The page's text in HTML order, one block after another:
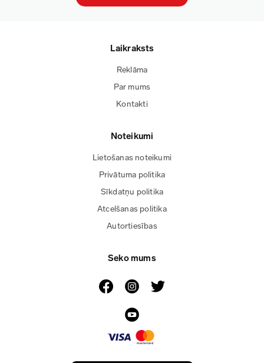
Laikraksts
Reklāma
Par mums
Kontakti
Noteikumi
Lietošanas noteikumi
Privātuma politika
Sīkdatņu politika
Atcelšanas politika
Autortiesības
Seko mums